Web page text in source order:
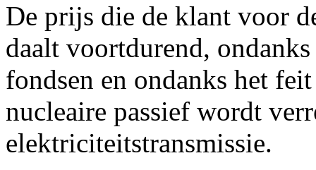
De prijs die de klant voor
daalt voortdurend,
fondsen en ondanks het
nucleaire passief wordt
elektriciteitstransmissie.